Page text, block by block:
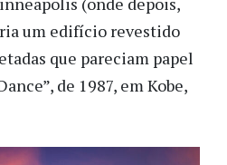
um edifício revestido
que pareciam papel
de 1987, em Kobe,